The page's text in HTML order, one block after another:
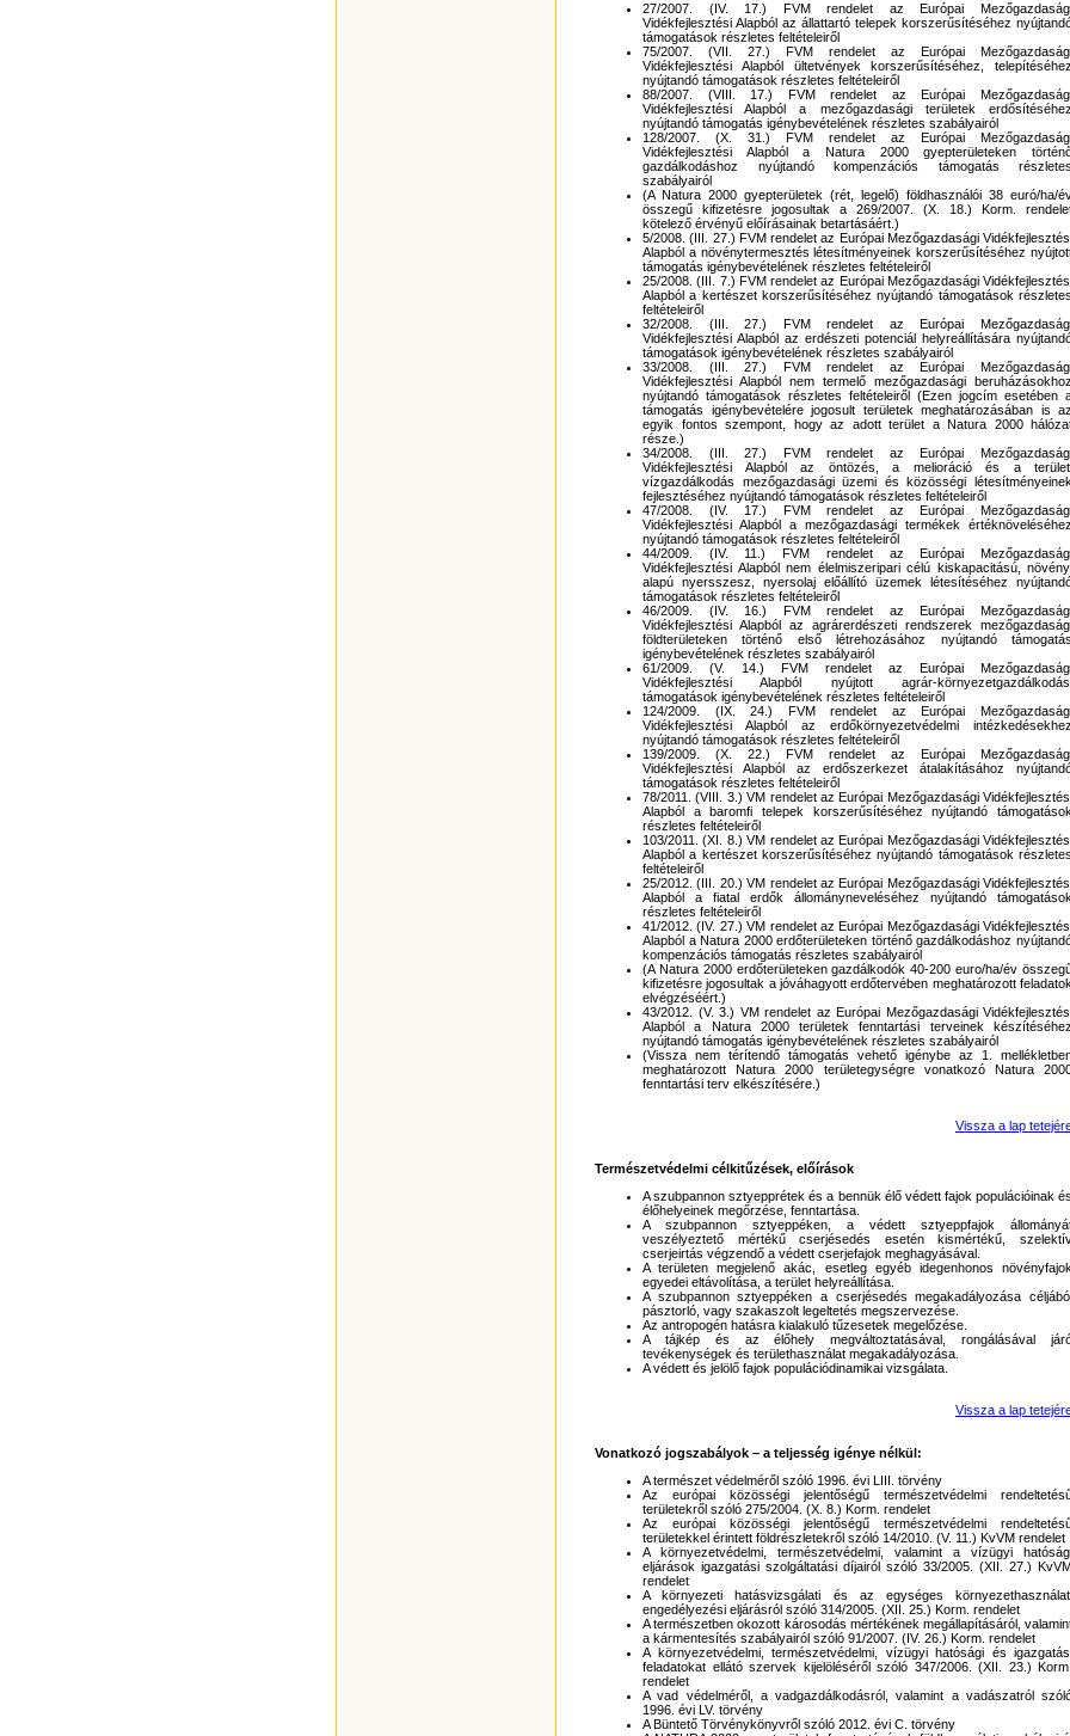
27/2007. (IV. 17.) FVM rendelet az Európai
Vidékfejlesztési Alapból az állattartó telepek korszerűsítéséhez
támogatások részletes feltételeiről
75/2007. (VII. 27.) FVM rendelet az Európai
Vidékfejlesztési Alapból ültetvények korszerűsítéséhez, telepítéséhez
nyújtandó támogatások részletes feltételeiről
88/2007. (VIII. 17.) FVM rendelet az Európai
Vidékfejlesztési Alapból a mezőgazdasági területek erdősítéséhez
nyújtandó támogatás igénybevételének részletes szabályairól
128/2007. (X. 31.) FVM rendelet az Európai
Vidékfejlesztési Alapból a Natura 2000 gyepterületeken
gazdálkodáshoz nyújtandó kompenzációs támogatás részletes
szabályairól
(A Natura 2000 gyepterületek (rét, legelő) földhasználói 38 euró/ha/
összegű kifizetésre jogosultak a 269/2007. (X. 18.) Korm.
kötelező érvényű előírásainak betartásáért.)
5/2008. (III. 27.) FVM rendelet az Európai Mezőgazdasági
Alapból a növénytermesztés létesítményeinek korszerűsítéséhez
támogatás igénybevételének részletes feltételeiről
25/2008. (III. 7.) FVM rendelet az Európai Mezőgazdasági
Alapból a kertészet korszerűsítéséhez nyújtandó támogatások részletes
feltételeiről
32/2008. (III. 27.) FVM rendelet az Európai
Vidékfejlesztési Alapból az erdészeti potenciál helyreállítására
támogatások igénybevételének részletes szabályairól
33/2008. (III. 27.) FVM rendelet az Európai
Vidékfejlesztési Alapból nem termelő mezőgazdasági beruházásokhoz
nyújtandó támogatások részletes feltételeiről (Ezen jogcím esetében
támogatás igénybevételére jogosult területek meghatározásában is az
egyik fontos szempont, hogy az adott terület a Natura 2000
része.)
34/2008. (III. 27.) FVM rendelet az Európai
Vidékfejlesztési Alapból az öntözés, a melioráció és a
vízgazdálkodás mezőgazdasági üzemi és közösségi létesítményeinek
fejlesztéséhez nyújtandó támogatások részletes feltételeiről
47/2008. (IV. 17.) FVM rendelet az Európai
Vidékfejlesztési Alapból a mezőgazdasági termékek értéknöveléséhez
nyújtandó támogatások részletes feltételeiről
44/2009. (IV. 11.) FVM rendelet az Európai
Vidékfejlesztési Alapból nem élelmiszeripari célú kiskapacitású,
alapú nyersszesz, nyersolaj előállító üzemek létesítéséhez
támogatások részletes feltételeiről
46/2009. (IV. 16.) FVM rendelet az Európai
Vidékfejlesztési Alapból az agrárerdészeti rendszerek
földterületeken történő első létrehozásához nyújtandó támogatás
igénybevételének részletes szabályairól
61/2009. (V. 14.) FVM rendelet az Európai
Vidékfejlesztési Alapból nyújtott agrár-
támogatások igénybevételének részletes feltételeiről
124/2009. (IX. 24.) FVM rendelet az Európai
Vidékfejlesztési Alapból az erdőkörnyezetvédelmi intézkedésekhez
nyújtandó támogatások részletes feltételeiről
139/2009. (X. 22.) FVM rendelet az Európai
Vidékfejlesztési Alapból az erdőszerkezet átalakításához
támogatások részletes feltételeiről
78/2011. (VIII. 3.) VM rendelet az Európai Mezőgazdasági
Alapból a baromfi telepek korszerűsítéséhez nyújtandó támogatások
részletes feltételeiről
103/2011. (XI. 8.) VM rendelet az Európai Mezőgazdasági
Alapból a kertészet korszerűsítéséhez nyújtandó támogatások részletes
feltételeiről
25/2012. (III. 20.) VM rendelet az Európai Mezőgazdasági
Alapból a fiatal erdők állományneveléséhez nyújtandó támogatások
részletes feltételeiről
41/2012. (IV. 27.) VM rendelet az Európai Mezőgazdasági
Alapból a Natura 2000 erdőterületeken történő gazdálkodáshoz
kompenzációs támogatás részletes szabályairól
(A Natura 2000 erdőterületeken gazdálkodók 40-200 euro/ha/év
kifizetésre jogosultak a jóváhagyott erdőtervében meghatározott feladatok
elvégzéséért.)
43/2012. (V. 3.) VM rendelet az Európai Mezőgazdasági
Alapból a Natura 2000 területek fenntartási terveinek készítéséhez
nyújtandó támogatás igénybevételének részletes szabályairól
(Vissza nem térítendő támogatás vehető igénybe az 1.
meghatározott Natura 2000 területegységre vonatkozó Natura
fenntartási terv elkészítésére.)
Vissza a lap
Természetvédelmi célkitűzések, előírások
A szubpannon sztyepprétek és a bennük élő védett fajok populációinak és
élőhelyeinek megőrzése, fenntartása.
A szubpannon sztyeppéken, a védett sztyeppfajok
veszélyeztető mértékű cserjésedés esetén kismértékű,
cserjeirtás végzendő a védett cserjefajok meghagyásával.
A területen megjelenő akác, esetleg egyéb idegenhonos növényfajok
egyedei eltávolítása, a terület helyreállítása.
A szubpannon sztyeppéken a cserjésedés megakadályozása
pásztorló, vagy szakaszolt legeltetés megszervezése.
Az antropogén hatásra kialakuló tűzesetek megelőzése.
A tájkép és az élőhely megváltoztatásával, rongálásával
tevékenységek és területhasználat megakadályozása.
A védett és jelölő fajok populációdinamikai vizsgálata.
Vissza a lap
Vonatkozó jogszabályok – a teljesség igénye nélkül:
A természet védelméről szóló 1996. évi LIII. törvény
Az európai közösségi jelentőségű természetvédelmi
területekről szóló 275/2004. (X. 8.) Korm. rendelet
Az európai közösségi jelentőségű természetvédelmi
területekkel érintett földrészletekről szóló 14/2010. (V. 11.) KvVM rendelet
A környezetvédelmi, természetvédelmi, valamint a vízügyi
eljárások igazgatási szolgáltatási díjairól szóló 33/2005. (XII. 27.)
rendelet
A környezeti hatásvizsgálati és az egységes
engedélyezési eljárásról szóló 314/2005. (XII. 25.) Korm. rendelet
A természetben okozott károsodás mértékének megállapításáról,
a kármentesítés szabályairól szóló 91/2007. (IV. 26.) Korm. rendelet
A környezetvédelmi, természetvédelmi, vízügyi hatósági és
feladatokat ellátó szervek kijelöléséről szóló 347/2006. (XII. 23.) Korm.
rendelet
A vad védelméről, a vadgazdálkodásról, valamint a vadászatról
1996. évi LV. törvény
A Büntető Törvénykönyvről szóló 2012. évi C. törvény